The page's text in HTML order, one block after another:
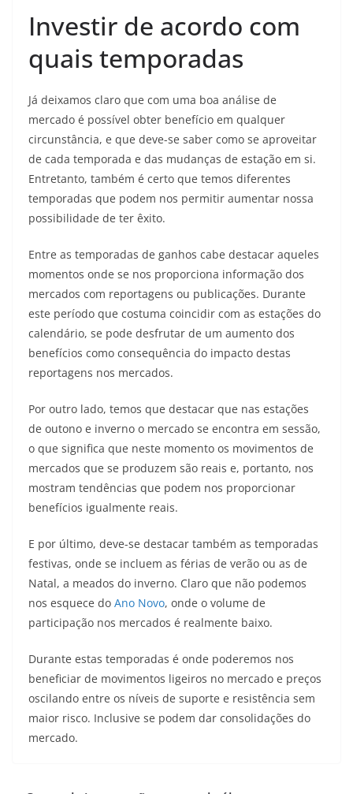
Investir de acordo com
quais temporadas
Já deixamos claro que com uma boa análise de
mercado é possível obter benefício em qualquer
circunstância, e que deve-se saber como se aproveitar
de cada temporada e das mudanças de estação em si.
Entretanto, também é certo que temos diferentes
temporadas que podem nos permitir aumentar nossa
possibilidade de ter êxito.
Entre as temporadas de ganhos cabe destacar aqueles
momentos onde se nos proporciona informação dos
mercados com reportagens ou publicações. Durante
este período que costuma coincidir com as estações do
calendário, se pode desfrutar de um aumento dos
benefícios como consequência do impacto destas
reportagens nos mercados.
Por outro lado, temos que destacar que nas estações
de outono e inverno o mercado se encontra em sessão,
o que significa que neste momento os movimentos de
mercados que se produzem são reais e, portanto, nos
mostram tendências que podem nos proporcionar
benefícios igualmente reais.
E por último, deve-se destacar também as temporadas
festivas, onde se incluem as férias de verão ou as de
Natal, a meados do inverno. Claro que não podemos
nos esquece do Ano Novo, onde o volume de
participação nos mercados é realmente baixo.
Durante estas temporadas é onde poderemos nos
beneficiar de movimentos ligeiros no mercado e preços
oscilando entre os níveis de suporte e resistência sem
maior risco. Inclusive se podem dar consolidações do
mercado.